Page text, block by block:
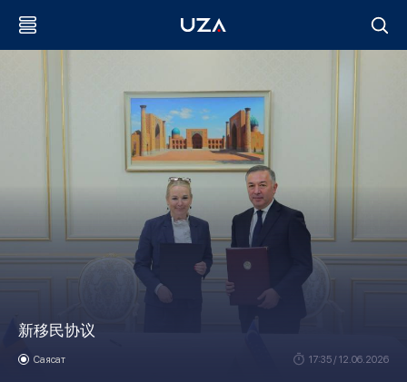
新移民协议
Саясат 17:35 / 12.06.2026